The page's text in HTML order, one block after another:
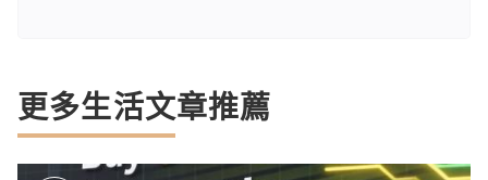
更多生活文章推薦